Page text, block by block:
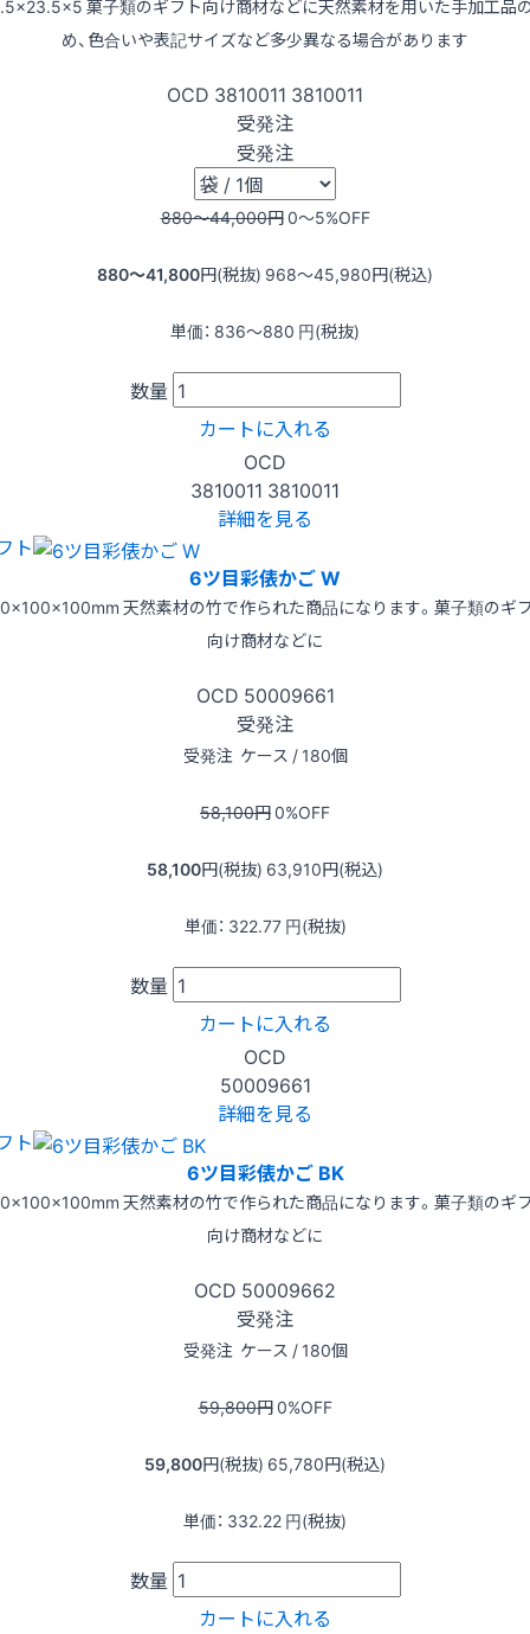
菓子類のギフト向け商材などに天然素材を用いた手加工品
め、色合いや表記サイズなど多少異なる場合があります
OCD 3810011 3810011
受発注
受発注
880〜44,000円0〜5%OFF
880〜41,800円(税抜) 968〜45,980円(税込)
単価： 836〜880 円(税抜)
数量
カートに入れる
OCD
3810011 3810011
詳細を見る
ト
6ツ目彩俵かご W
天然素材の竹で作られた商品になります。菓子類のギ
向け商材などに
OCD 50009661
受発注
受発注 ケース / 180個
58,100円0%OFF
58,100円(税抜) 63,910円(税込)
単価： 322.77 円(税抜)
数量
カートに入れる
OCD
50009661
詳細を見る
ト
6ツ目彩俵かご BK
天然素材の竹で作られた商品になります。菓子類のギ
向け商材などに
OCD 50009662
受発注
受発注 ケース / 180個
59,800円0%OFF
59,800円(税抜) 65,780円(税込)
単価： 332.22 円(税抜)
数量
カートに入れる